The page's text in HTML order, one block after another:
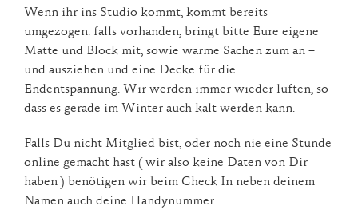
Wenn ihr ins Studio kommt, kommt bereits
umgezogen. falls vorhanden, bringt bitte Eure eigene
Matte und Block mit, sowie warme Sachen zum an –
und ausziehen und eine Decke für die
Endentspannung. Wir werden immer wieder lüften, so
dass es gerade im Winter auch kalt werden kann.
Falls Du nicht Mitglied bist, oder noch nie eine Stunde
online gemacht hast ( wir also keine Daten von Dir
haben ) benötigen wir beim Check In neben deinem
Namen auch deine Handynummer.